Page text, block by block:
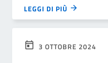
LEGGI DI PIÙ
3 OTTOBRE 2024